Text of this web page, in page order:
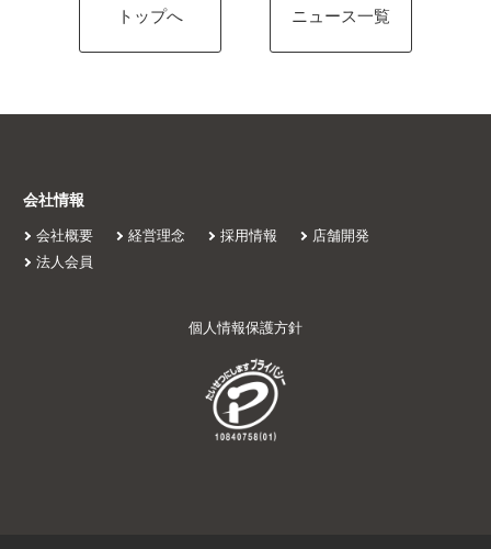
トップへ ニュース一覧
会社情報
会社概要 経営理念 採用情報
店舗開発
法人会員
個人情報保護方針